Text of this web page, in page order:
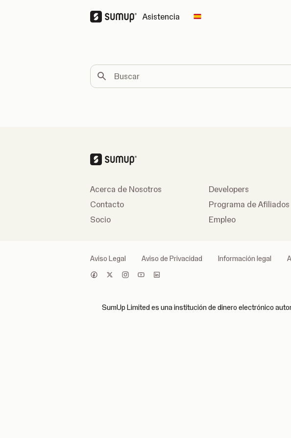
Asistencia Change country
Buscar
Acerca de Nosotros
Contacto
Socio
Developers
Programa de Afiliados
Empleo
Aviso Legal Aviso de Privacidad Información legal
SumUp Limited es una institución de dinero electrónico